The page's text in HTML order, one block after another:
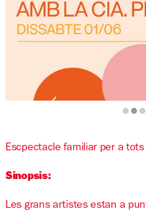
Escpectacle familiar per a
Sinopsis:
Les grans artistes estan a